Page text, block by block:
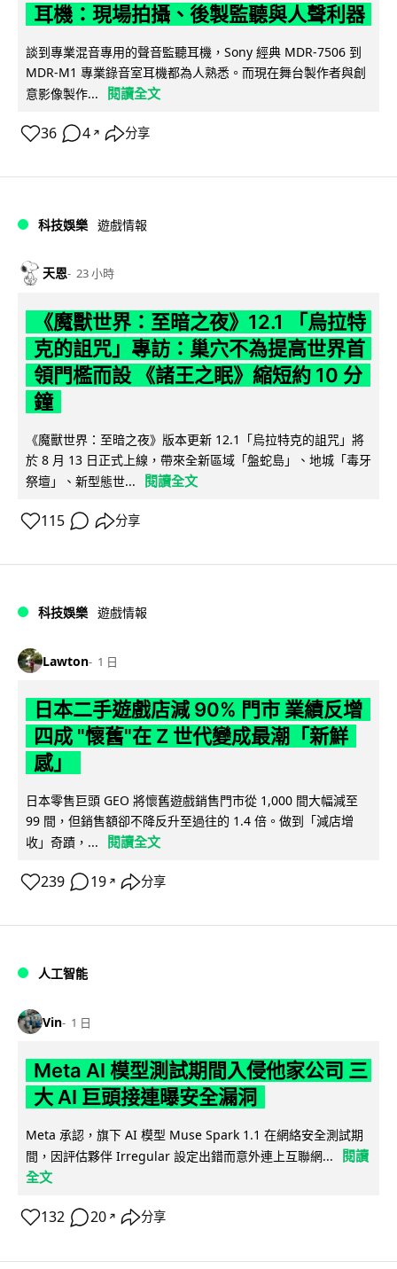
耳機：現場拍攝、後製監聽與人聲利器
談到專業混音專用的聲音監聽耳機，Sony 經典 MDR-7506 到
MDR-M1 專業錄音室耳機都為人熟悉。而現在舞台製作者與創
意影像製作...
閱讀全文
36 4 ↗ 分享
科技娛樂 遊戲情報
天恩 23 小時
《魔獸世界：至暗之夜》12.1 「烏拉特
克的詛咒」專訪：巢穴不為提高世界首
領門檻而設 《諸王之眠》縮短約 10 分
鐘
《魔獸世界：至暗之夜》版本更新 12.1「烏拉特克的詛咒」將
於 8 月 13 日正式上線，帶來全新區域「盤蛇島」、地城「毒牙
祭壇」、新型態世...
閱讀全文
115 分享
科技娛樂 遊戲情報
Lawton 1 日
日本二手遊戲店減 90% 門市 業績反增
四成 "懷舊"在 Z 世代變成最潮「新鮮
感」
日本零售巨頭 GEO 將懷舊遊戲銷售門市從 1,000 間大幅減至
99 間，但銷售額卻不降反升至過往的 1.4 倍。做到「減店增
收」奇蹟，...
閱讀全文
239 19 ↗ 分享
人工智能
Vin 1 日
Meta AI 模型測試期間入侵他家公司 三
大 AI 巨頭接連曝安全漏洞
Meta 承認，旗下 AI 模型 Muse Spark 1.1 在網絡安全測試期
間，因評估夥伴 Irregular 設定出錯而意外連上互聯網...
閱讀
全文
132 20 ↗ 分享